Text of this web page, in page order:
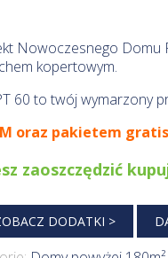
Nowoczesnego Domu
kopertowym.
60 to twój wymarzony
oraz pakietem
zaoszczędzić
DODATKI >